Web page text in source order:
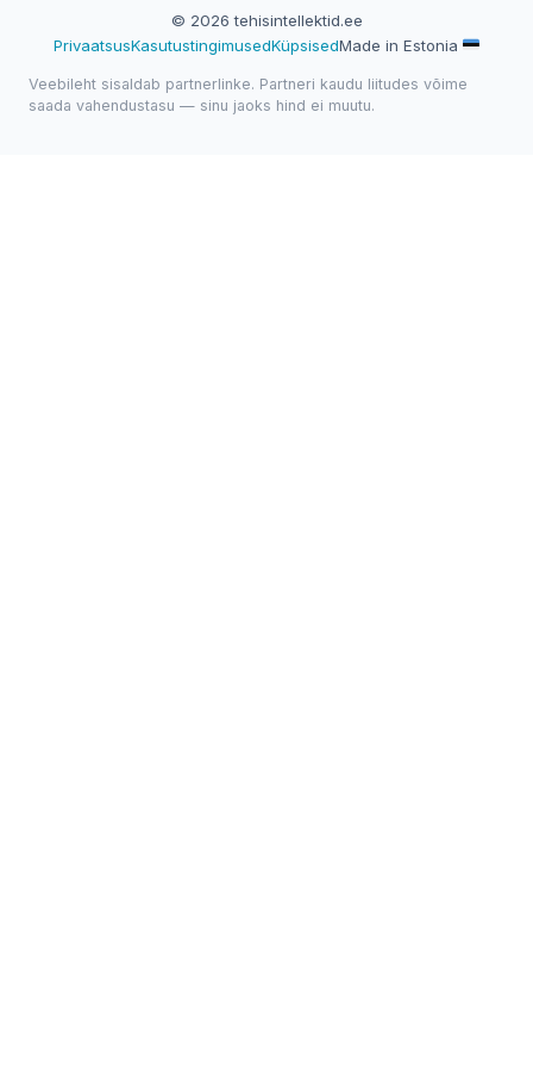
© 2026 tehisintellektid.ee
PrivaatsusKasutustingimusedKüpsisedMade in Estonia
Veebileht sisaldab partnerlinke. Partneri kaudu liitudes võime
saada vahendustasu — sinu jaoks hind ei muutu.